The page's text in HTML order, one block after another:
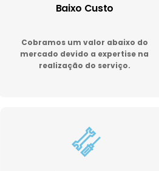
Baixo Custo
Cobramos um valor abaixo do
mercado devido a expertise na
realização do serviço.